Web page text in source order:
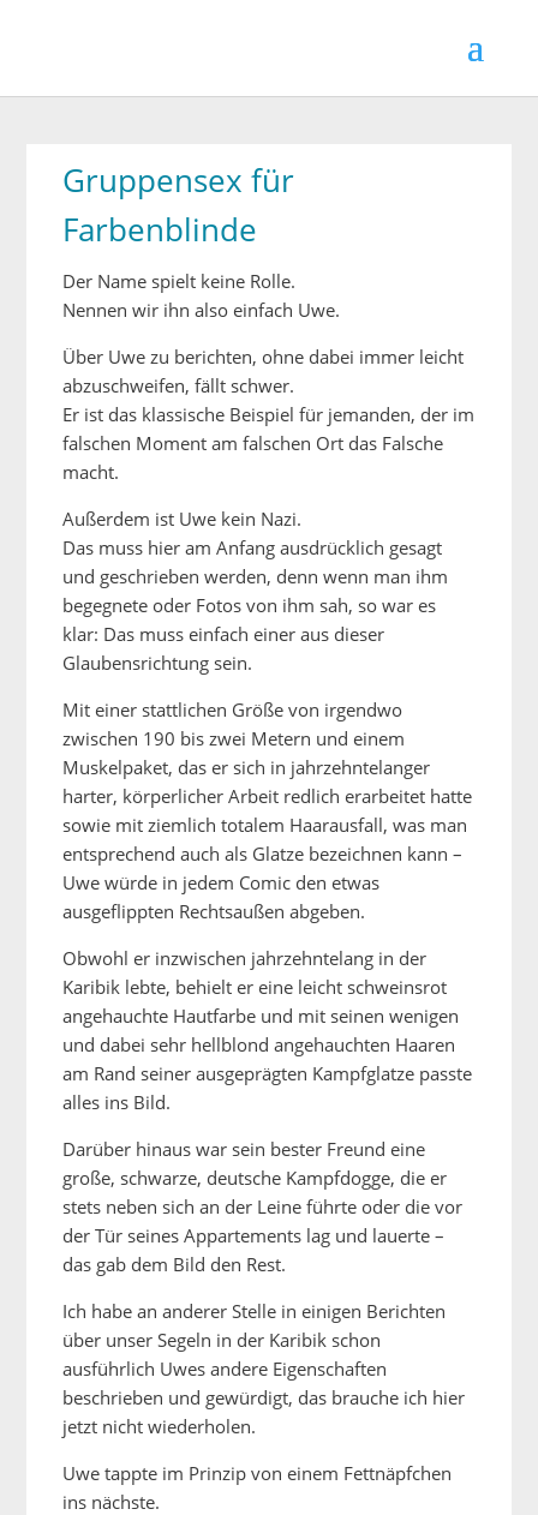
Gruppensex für
Farbenblinde
Der Name spielt keine Rolle.
Nennen wir ihn also einfach Uwe.
Über Uwe zu berichten, ohne dabei immer leicht
abzuschweifen, fällt schwer.
Er ist das klassische Beispiel für jemanden, der im
falschen Moment am falschen Ort das Falsche
macht.
Außerdem ist Uwe kein Nazi.
Das muss hier am Anfang ausdrücklich gesagt
und geschrieben werden, denn wenn man ihm
begegnete oder Fotos von ihm sah, so war es
klar: Das muss einfach einer aus dieser
Glaubensrichtung sein.
Mit einer stattlichen Größe von irgendwo
zwischen 190 bis zwei Metern und einem
Muskelpaket, das er sich in jahrzehntelanger
harter, körperlicher Arbeit redlich erarbeitet hatte
sowie mit ziemlich totalem Haarausfall, was man
entsprechend auch als Glatze bezeichnen kann –
Uwe würde in jedem Comic den etwas
ausgeflippten Rechtsaußen abgeben.
Obwohl er inzwischen jahrzehntelang in der
Karibik lebte, behielt er eine leicht schweinsrot
angehauchte Hautfarbe und mit seinen wenigen
und dabei sehr hellblond angehauchten Haaren
am Rand seiner ausgeprägten Kampfglatze passte
alles ins Bild.
Darüber hinaus war sein bester Freund eine
große, schwarze, deutsche Kampfdogge, die er
stets neben sich an der Leine führte oder die vor
der Tür seines Appartements lag und lauerte –
das gab dem Bild den Rest.
Ich habe an anderer Stelle in einigen Berichten
über unser Segeln in der Karibik schon
ausführlich Uwes andere Eigenschaften
beschrieben und gewürdigt, das brauche ich hier
jetzt nicht wiederholen.
Uwe tappte im Prinzip von einem Fettnäpfchen
ins nächste.